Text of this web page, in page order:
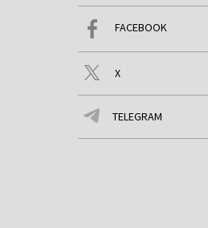
FACEBOOK
X
TELEGRAM